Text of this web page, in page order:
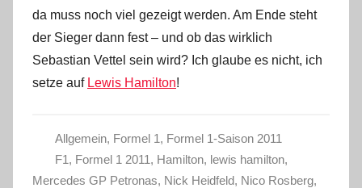
da muss noch viel gezeigt werden. Am Ende steht
der Sieger dann fest – und ob das wirklich
Sebastian Vettel sein wird? Ich glaube es nicht, ich
setze auf Lewis Hamilton!
Allgemein, Formel 1, Formel 1-Saison 2011
F1, Formel 1 2011, Hamilton, lewis hamilton,
Mercedes GP Petronas, Nick Heidfeld, Nico Rosberg,